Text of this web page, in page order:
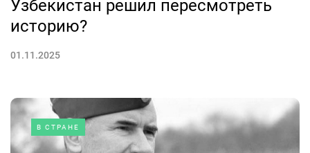
Узбекистан решил пересмотреть
историю?
01.11.2025
В СТРАНЕ